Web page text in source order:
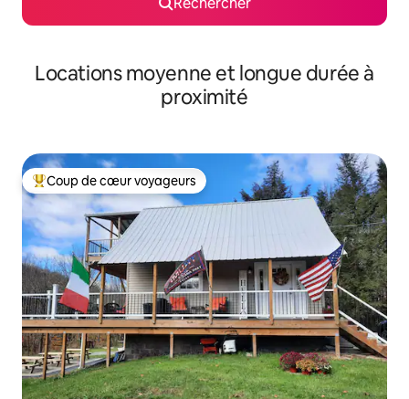
Locations moyenne et longue durée à
proximité
Coups de cœur voyageurs les plus appréciés
Coup de cœur voyageurs